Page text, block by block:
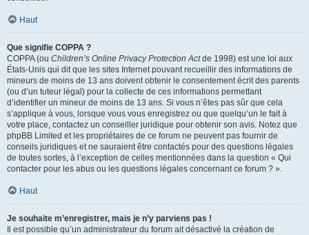
Haut
Que signifie COPPA ?
COPPA (ou Children’s Online Privacy Protection Actde 1998) est une loi aux
États-Unis qui dit que les sites Internet pouvant recueillir des informations de
mineurs de moins de 13 ans doivent obtenir le consentement écrit des parents
(ou d’un tuteur légal) pour la collecte de ces informations permettant
d’identifier un mineur de moins de 13 ans. Si vous n’êtes pas sûr que cela
s’applique à vous, lorsque vous vous enregistrez ou que quelqu’un le fait à
votre place, contactez un conseiller juridique pour obtenir son avis. Notez que
phpBB Limited et les propriétaires de ce forum ne peuvent pas fournir de
conseils juridiques et ne sauraient être contactés pour des questions légales
de toutes sortes, à l’exception de celles mentionnées dans la question « Qui
contacter pour les abus ou les questions légales concernant ce forum ? ».
Haut
Je souhaite m’enregistrer, mais je n’y parviens pas !
Il est possible qu’un administrateur du forum ait désactivé la création de